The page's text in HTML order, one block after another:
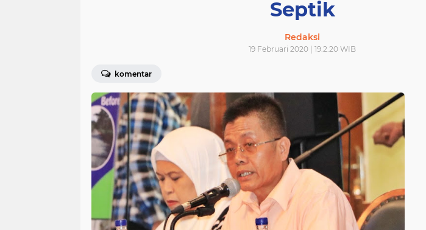
Septik
Redaksi
19 Februari 2020 | 19.2.20 WIB
komentar